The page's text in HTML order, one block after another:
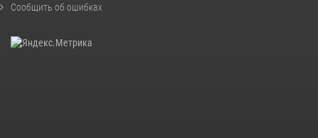
Сообщить об ошибках